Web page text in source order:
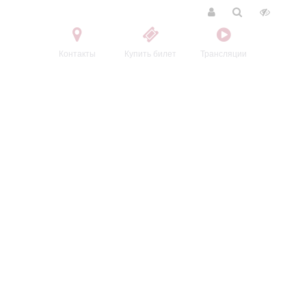
Контакты Купить билет Трансляции